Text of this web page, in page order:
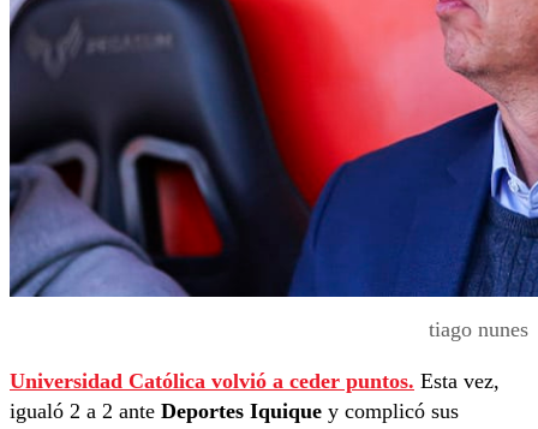
tiago nunes
Universidad Católica volvió a ceder puntos. Esta vez,
igualó 2 a 2 ante Deportes Iquique y complicó sus